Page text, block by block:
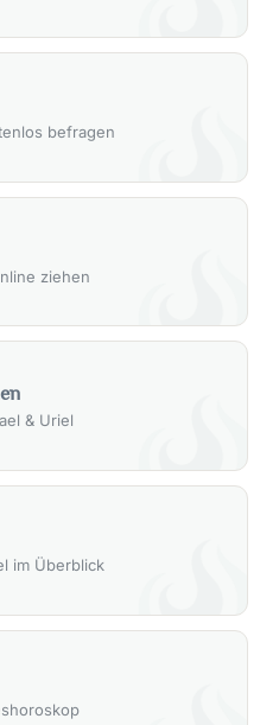
befragen
ziehen
& Uriel
im Überblick